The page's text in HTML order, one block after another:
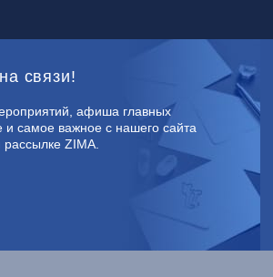
связи!
афиша главных
и самое важное с нашего сайта
ZIMA.